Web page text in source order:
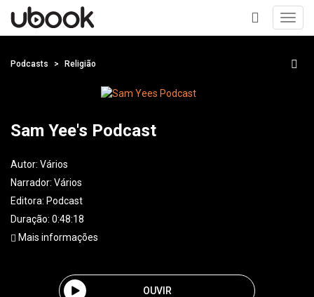
+
Podcasts Religião
Sam Yee's Podcast
Autor: Vários
Narrador: Vários
Editora: Podcast
Duração: 0:48:18
Mais informações
OUVIR